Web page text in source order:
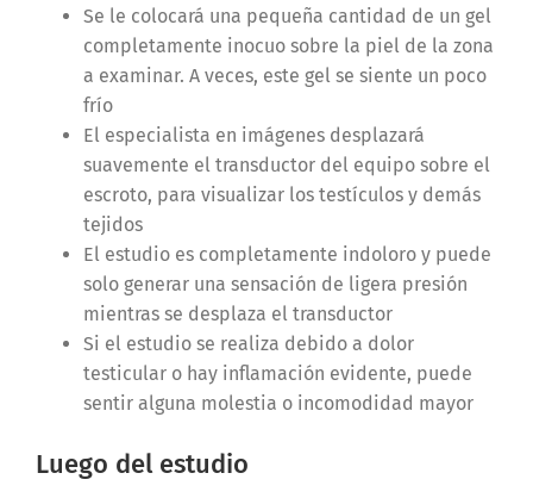
Se le colocará una pequeña cantidad de un gel
completamente inocuo sobre la piel de la zona
a examinar. A veces, este gel se siente un poco
frío
El especialista en imágenes desplazará
suavemente el transductor del equipo sobre el
escroto, para visualizar los testículos y demás
tejidos
El estudio es completamente indoloro y puede
solo generar una sensación de ligera presión
mientras se desplaza el transductor
Si el estudio se realiza debido a dolor
testicular o hay inflamación evidente, puede
sentir alguna molestia o incomodidad mayor
Luego del estudio